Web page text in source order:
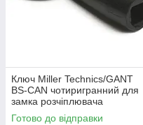
Ключ Miller Technics/GANT
BS-CAN чотиригранний для
замка розчіплювача
переведення в ручний режим
Готово до відправки